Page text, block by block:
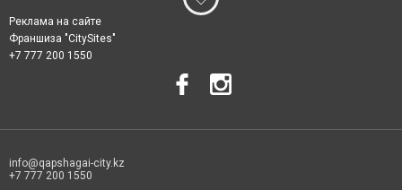
Реклама на сайте
Франшиза "CitySites"
+7 777 200 1550
info@qapshagai-city.kz
+7 777 200 1550